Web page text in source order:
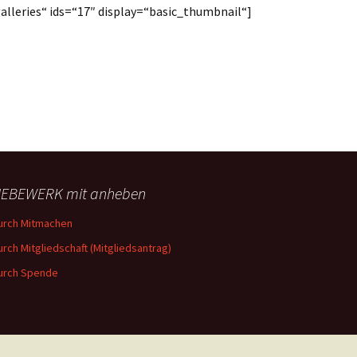
ids=“17″ display=“basic_thumbnail“]
mit anheben
Mitmachen
Mitgliedschaft (Mitgliedsantrag)
Spende